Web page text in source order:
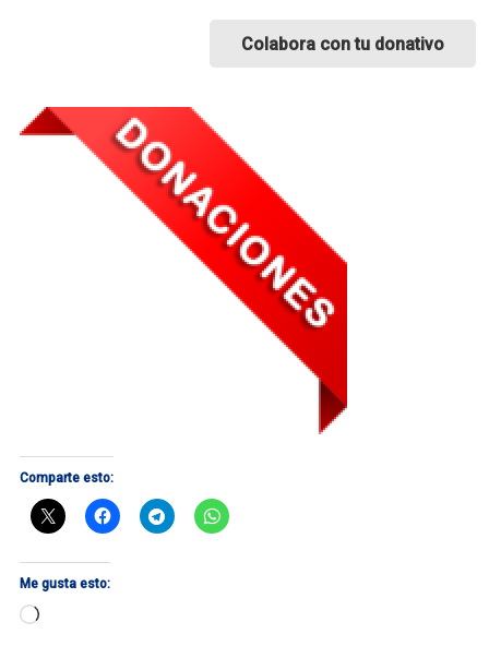
Colabora con tu donativo
Comparte esto:
Me gusta esto:
Cargando...